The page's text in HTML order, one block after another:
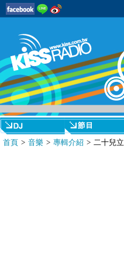
首頁 > 音樂 > 專輯介紹 > 二十兒立